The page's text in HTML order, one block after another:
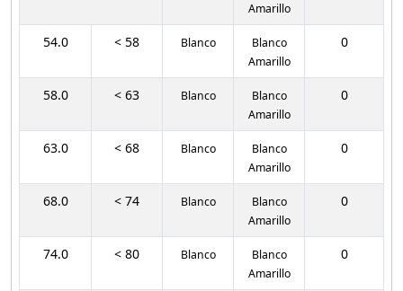
Amarillo
54.0 < 58 Blanco
Blanco
Amarillo
0
58.0 < 63 Blanco
Blanco
Amarillo
0
63.0 < 68 Blanco
Blanco
Amarillo
0
68.0 < 74 Blanco
Blanco
Amarillo
0
74.0 < 80 Blanco
Blanco
Amarillo
0